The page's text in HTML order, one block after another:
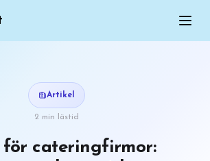
Artikel
2 min lästid
för cateringfirmor: